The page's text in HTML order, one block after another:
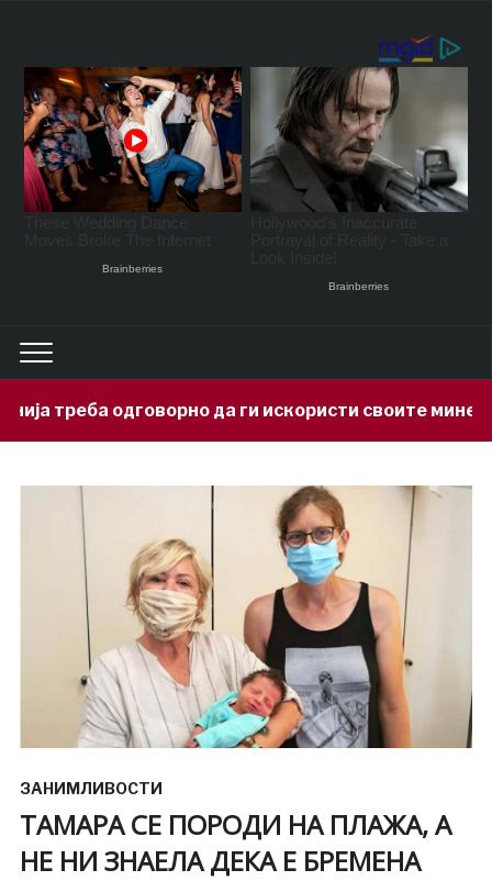
да ги искористи своите минерални богатства
ЗАНИМЛИВОСТИ
ТАМАРА СЕ ПОРОДИ НА ПЛАЖА, А
НЕ НИ ЗНАЕЛА ДЕКА Е БРЕМЕНА